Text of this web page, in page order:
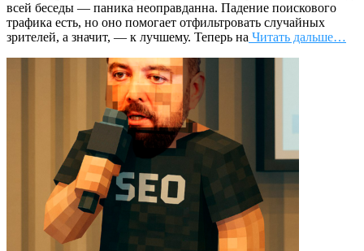
всей беседы — паника неоправданна. Падение поискового
трафика есть, но оно помогает отфильтровать случайных
зрителей, а значит, — к лучшему. Теперь на Читать дальше…